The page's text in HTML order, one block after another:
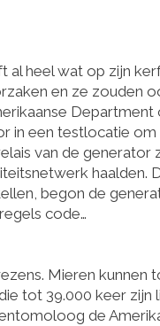
al heel wat op zijn
en ze zouden
in een testlocatie
van de
begon de
code…
Mieren kunnen
tot 39.000 keer
de